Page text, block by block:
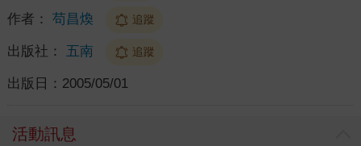
作者： 苟昌煥 追蹤
出版社： 五南 追蹤
出版日： 2005/05/01
活動訊息